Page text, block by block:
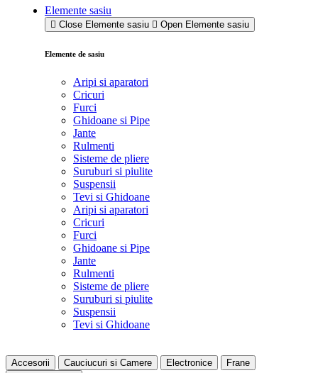
Elemente sasiu
Close Elemente sasiu Open Elemente sasiu
Elemente de sasiu
Aripi si aparatori
Cricuri
Furci
Ghidoane si Pipe
Jante
Rulmenti
Sisteme de pliere
Suruburi si piulite
Suspensii
Tevi si Ghidoane
Aripi si aparatori
Cricuri
Furci
Ghidoane si Pipe
Jante
Rulmenti
Sisteme de pliere
Suruburi si piulite
Suspensii
Tevi si Ghidoane
Accesorii Cauciucuri si Camere Electronice
Frane